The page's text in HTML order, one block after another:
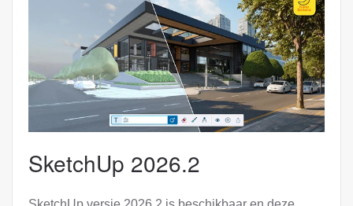
SketchUp 2026.2